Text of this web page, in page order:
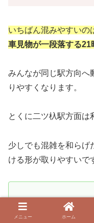
いちばん混みやすいの
車見物が一段落する21
みんなが同じ駅方向へ
りやすくなります。
とくに二ツ杁駅方面は
少しでも混雑を和らげ
ける形が取りやすいで
たとえば、花火後は
日は見せ場を見終え
メニュー ホーム